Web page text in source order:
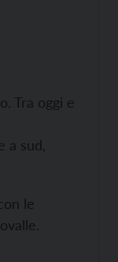
Tra oggi e
a sud,
le